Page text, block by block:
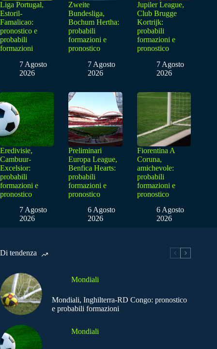
Liga Portugal,
Estoril-
Famalicao:
pronostico e
probabili
formazioni
7 Agosto
2026
Zweite
Bundesliga,
Bochum Hertha:
probabili
formazioni e
pronostico
7 Agosto
2026
Jupiler League,
Club Brugge
Kortrijk:
probabili
formazioni e
pronostico
7 Agosto
2026
Eredivisie,
Cambuur-
Excelsior:
probabili
formazioni e
pronostico
7 Agosto
2026
Preliminari
Europa League,
Benfica Hearts:
probabili
formazioni e
pronostico
6 Agosto
2026
Fiorentina A
Coruna,
amichevole:
probabili
formazioni e
pronostico
6 Agosto
2026
Di tendenza
Mondiali
Mondiali, Inghilterra-RD Congo: pronostico
e probabili formazioni
Mondiali